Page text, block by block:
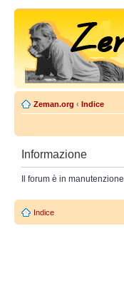
Zeman.org ‹ Indice
Informazione
Il forum è in manutenzione
Indice